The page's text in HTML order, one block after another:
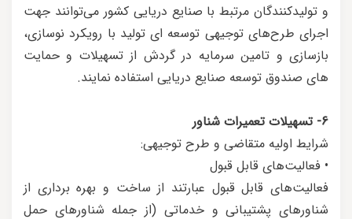
و تولیدکنندگان مرتبط با صنایع دریایی کشور می‌توانند جهت
اجرای طرح‌های توجیهی توسعه ای تولید با رویکرد نوسازی،
بازسازی و تامین سرمایه در گردش از تسهیلات و حمایت
های صندوق توسعه صنایع دریایی استفاده نمایند.
6- تسهیلات تعمیرات شناور
شرایط اولیه متقاضی و طرح توجیهی:
• فعالیت‌های قابل قبول
فعالیت‌های قابل قبول عبارتند از ساخت و بهره ‏برداری از
شناورهای پشتیبانی و خدماتی (از جمله شناورهای حمل